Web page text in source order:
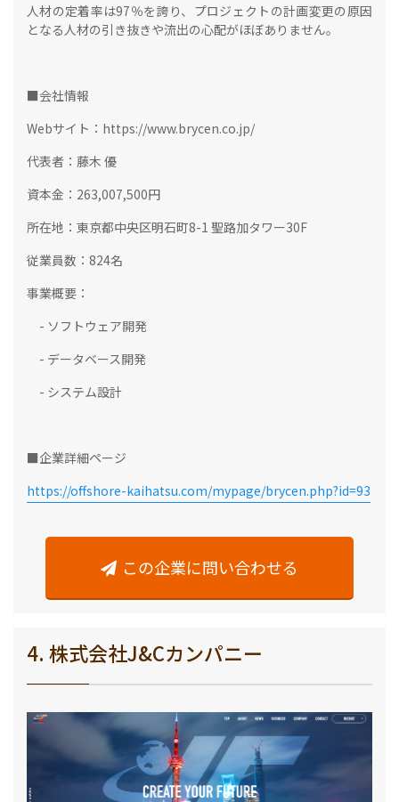
人材の定着率は97％を誇り、プロジェクトの計画変更の原因
となる人材の引き抜きや流出の心配がほぼありません。
■会社情報
Webサイト：https://www.brycen.co.jp/
代表者：藤木 優
資本金：263,007,500円
所在地：東京都中央区明石町8-1 聖路加タワー30F
従業員数：824名
事業概要：
- ソフトウェア開発
- データベース開発
- システム設計
■企業詳細ページ
https://offshore-kaihatsu.com/mypage/brycen.php?id=93
この企業に問い合わせる
4. 株式会社J&Cカンパニー